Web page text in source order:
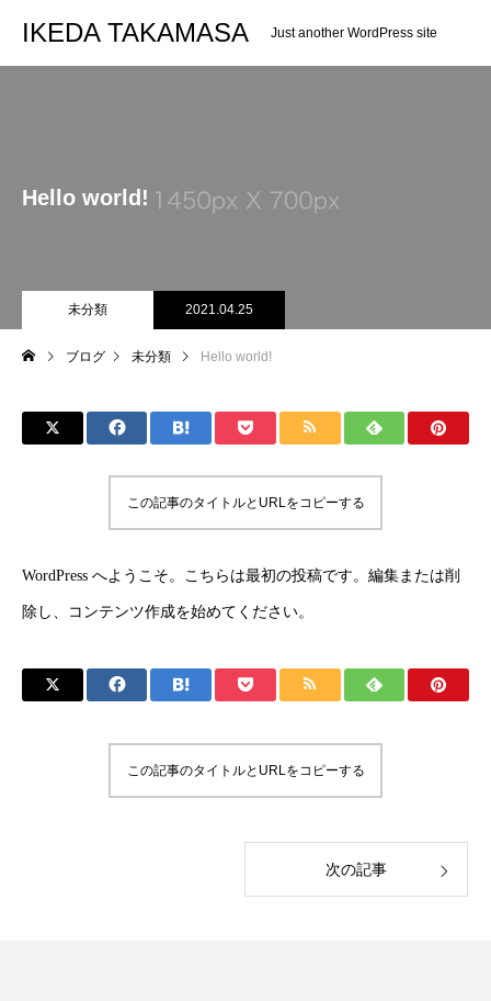
IKEDA TAKAMASA Just another WordPress site
Hello world!
未分類 2021.04.25
ブログ 未分類 Hello world!
この記事のタイトルとURLをコピーする
WordPress へようこそ。こちらは最初の投稿です。編集または削
除し、コンテンツ作成を始めてください。
この記事のタイトルとURLをコピーする
次の記事